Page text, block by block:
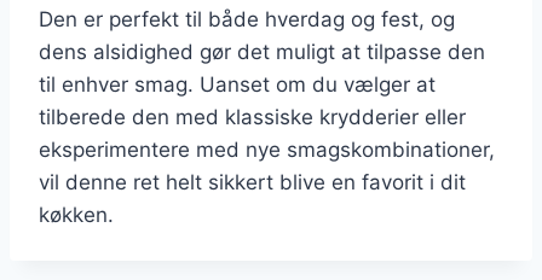
Den er perfekt til både hverdag og fest, og
dens alsidighed gør det muligt at tilpasse den
til enhver smag. Uanset om du vælger at
tilberede den med klassiske krydderier eller
eksperimentere med nye smagskombinationer,
vil denne ret helt sikkert blive en favorit i dit
køkken.